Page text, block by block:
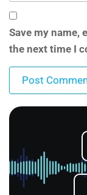
Save my name,
the next time I